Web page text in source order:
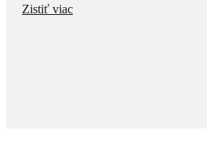
Zistiť viac